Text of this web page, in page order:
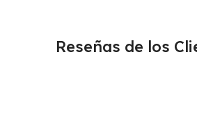
Reseñas de los